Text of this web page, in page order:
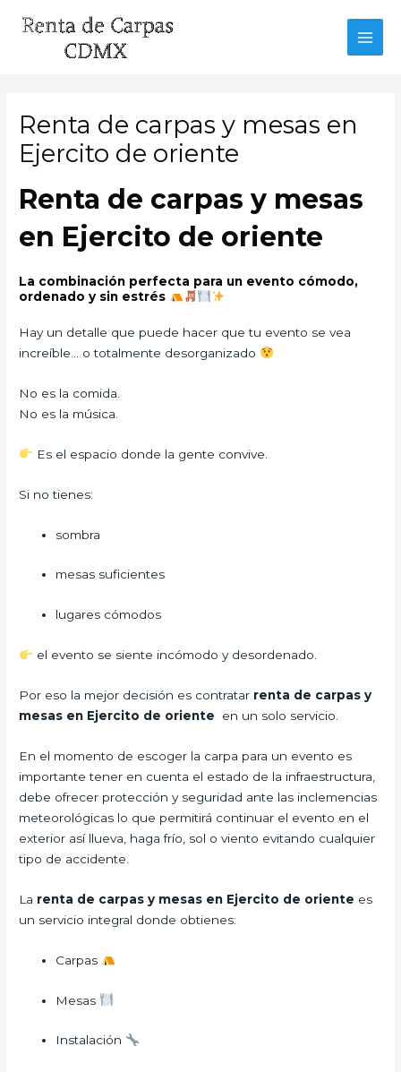
Renta de carpas y mesas en
Ejercito de oriente
Renta de carpas y mesas
en Ejercito de oriente
La combinación perfecta para un evento cómodo,
ordenado y sin estrés
Hay un detalle que puede hacer que tu evento se vea
increíble… o totalmente desorganizado
No es la comida.
No es la música.
Es el espacio donde la gente convive.
Si no tienes:
sombra
mesas suficientes
lugares cómodos
el evento se siente incómodo y desordenado.
Por eso la mejor decisión es contratar renta de carpas y
mesas en Ejercito de oriente en un solo servicio.
En el momento de escoger la carpa para un evento es
importante tener en cuenta el estado de la infraestructura,
debe ofrecer protección y seguridad ante las inclemencias
meteorológicas lo que permitirá continuar el evento en el
exterior así llueva, haga frío, sol o viento evitando cualquier
tipo de accidente.
La renta de carpas y mesas en Ejercito de oriente es
un servicio integral donde obtienes:
Carpas
Mesas
Instalación